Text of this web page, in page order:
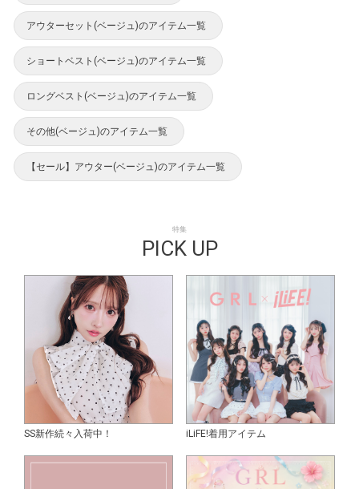
アウターセット(ベージュ)のアイテム一覧
ショートベスト(ベージュ)のアイテム一覧
ロングベスト(ベージュ)のアイテム一覧
その他(ベージュ)のアイテム一覧
【セール】アウター(ベージュ)のアイテム一覧
特集
PICK UP
SS新作続々入荷中！ iLiFE!着用アイテム